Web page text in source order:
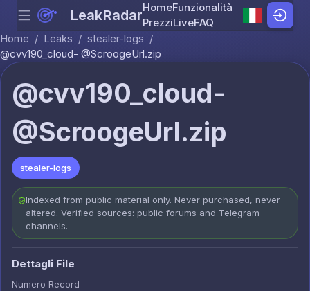
Skip to content
Menu LeakRadarHomeFunzionalità
PrezziLiveFAQ
Home / Leaks / stealer-logs /
@cvv190_cloud- @ScroogeUrl.zip
@cvv190_cloud-
@ScroogeUrl.zip
stealer-logs
Indexed from public material only. Never purchased, never
altered. Verified sources: public forums and Telegram
channels.
Dettagli File
Numero Record